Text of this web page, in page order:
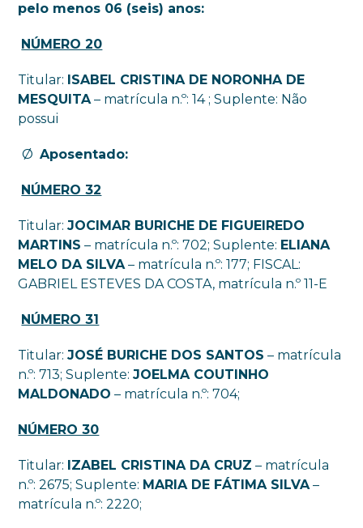
pelo menos 06 (seis) anos:
NÚMERO 20
Titular: ISABEL CRISTINA DE NORONHA DE
MESQUITA– matrícula n.º: 14 ; Suplente: Não
possui
ØAposentado:
NÚMERO 32
Titular:JOCIMAR BURICHE DE FIGUEIREDO
MARTINS – matrícula n.º: 702; Suplente: ELIANA
MELO DA SILVA– matrícula n.º: 177; FISCAL:
GABRIEL ESTEVES DA COSTA, matrícula n.º 11-E
NÚMERO 31
Titular:JOSÉ BURICHE DOS SANTOS – matrícula
n.º: 713; Suplente:JOELMA COUTINHO
MALDONADO – matrícula n.º: 704;
NÚMERO 30
Titular: IZABEL CRISTINA DA CRUZ – matrícula
n.º: 2675; Suplente: MARIA DE FÁTIMA SILVA–
matrícula n.º: 2220;